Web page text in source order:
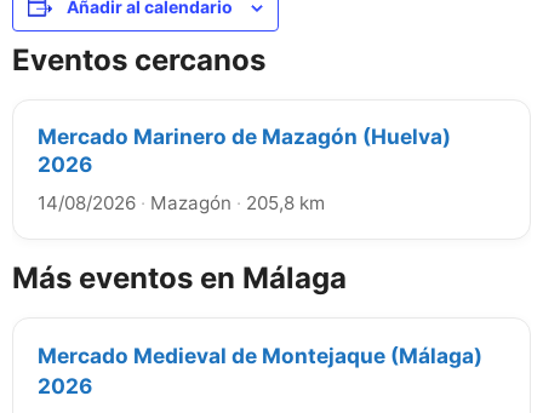
Añadir al calendario
Eventos cercanos
Mercado Marinero de Mazagón (Huelva)
2026
14/08/2026 · Mazagón · 205,8 km
Más eventos en Málaga
Mercado Medieval de Montejaque (Málaga)
2026